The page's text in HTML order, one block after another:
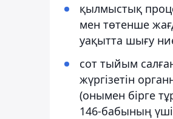
қылмыстық
мен төтенше
уақытта шығу
сот тыйым
жүргізетін
(онымен бірге
146-бабының